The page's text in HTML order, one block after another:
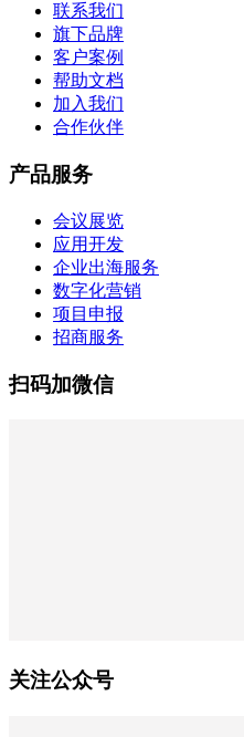
联系我们
旗下品牌
客户案例
帮助文档
加入我们
合作伙伴
产品服务
会议展览
应用开发
企业出海服务
数字化营销
项目申报
招商服务
扫码加微信
关注公众号